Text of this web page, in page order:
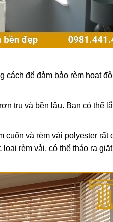
để đảm bảo rèm hoạt
tru và bền lâu. Bạn có thể
cuốn và rèm vải polyester rất
rèm vải, có thể tháo ra